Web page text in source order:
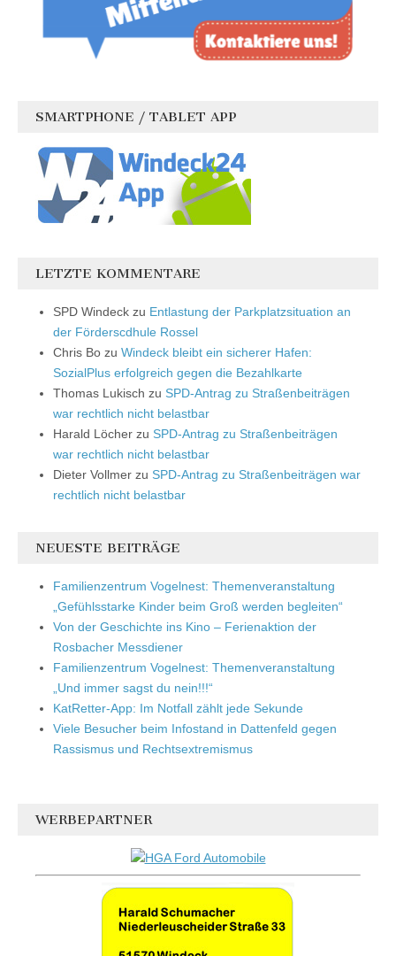
SMARTPHONE / TABLET APP
LETZTE KOMMENTARE
SPD Windeck zu Entlastung der Parkplatzsituation an
der Förderscdhule Rossel
Chris Bo zu Windeck bleibt ein sicherer Hafen:
SozialPlus erfolgreich gegen die Bezahlkarte
Thomas Lukisch zu SPD-Antrag zu Straßenbeiträgen
war rechtlich nicht belastbar
Harald Löcher zu SPD-Antrag zu Straßenbeiträgen
war rechtlich nicht belastbar
Dieter Vollmer zu SPD-Antrag zu Straßenbeiträgen war
rechtlich nicht belastbar
NEUESTE BEITRÄGE
Familienzentrum Vogelnest: Themenveranstaltung
„Gefühlsstarke Kinder beim Groß werden begleiten“
Von der Geschichte ins Kino – Ferienaktion der
Rosbacher Messdiener
Familienzentrum Vogelnest: Themenveranstaltung
„Und immer sagst du nein!!!“
KatRetter-App: Im Notfall zählt jede Sekunde
Viele Besucher beim Infostand in Dattenfeld gegen
Rassismus und Rechtsextremismus
WERBEPARTNER